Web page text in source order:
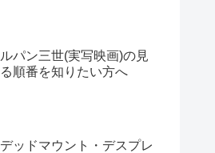
ルパン三世(実写映画)の見
る順番を知りたい方へ
デッドマウント・デスプレ